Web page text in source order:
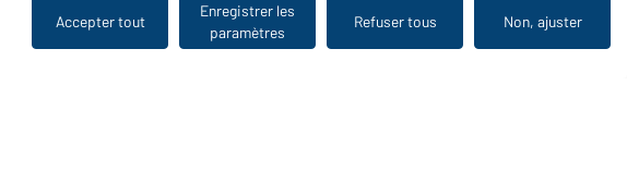
Vu en dernier
Accepter tout
Enregistrer les
paramètres
Refuser tous Non, ajuster